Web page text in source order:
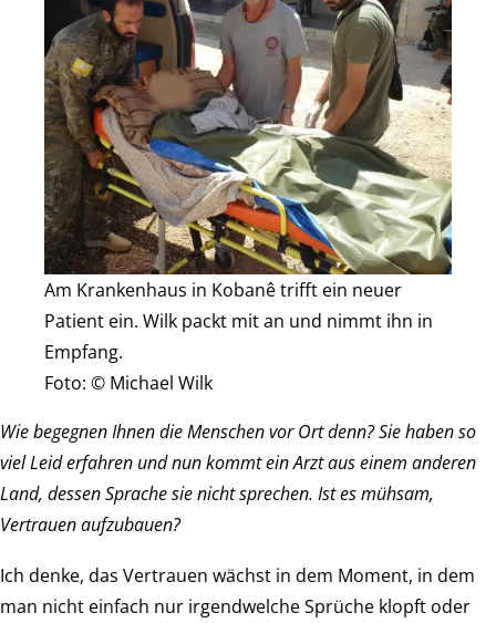
Am Krankenhaus in Kobanê trifft ein neuer
Patient ein. Wilk packt mit an und nimmt ihn in
Empfang.
Foto: © Michael Wilk
Wie begegnen Ihnen die Menschen vor Ort denn? Sie haben so
viel Leid erfahren und nun kommt ein Arzt aus einem anderen
Land, dessen Sprache sie nicht sprechen. Ist es mühsam,
Vertrauen aufzubauen?
Ich denke, das Vertrauen wächst in dem Moment, in dem
man nicht einfach nur irgendwelche Sprüche klopft oder